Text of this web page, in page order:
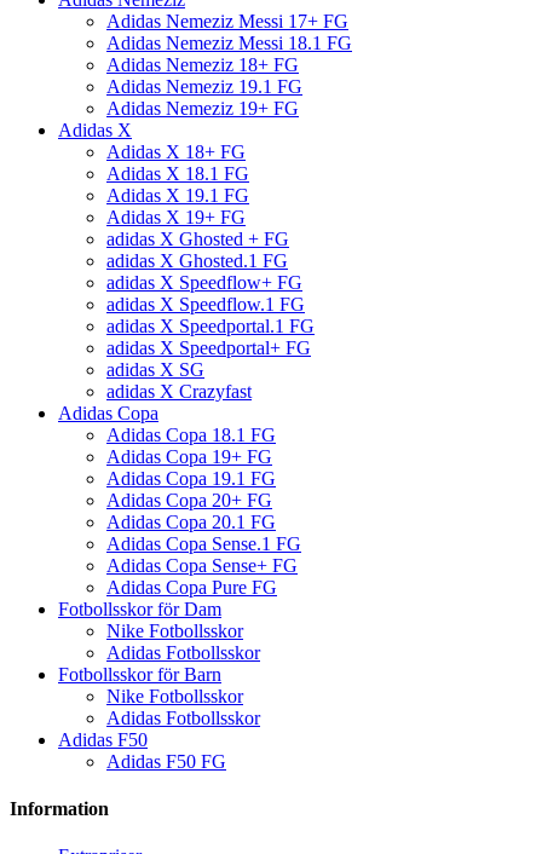
Adidas Nemeziz Messi 17+ FG
Adidas Nemeziz Messi 18.1 FG
Adidas Nemeziz 18+ FG
Adidas Nemeziz 19.1 FG
Adidas Nemeziz 19+ FG
Adidas X
Adidas X 18+ FG
Adidas X 18.1 FG
Adidas X 19.1 FG
Adidas X 19+ FG
adidas X Ghosted + FG
adidas X Ghosted.1 FG
adidas X Speedflow+ FG
adidas X Speedflow.1 FG
adidas X Speedportal.1 FG
adidas X Speedportal+ FG
adidas X SG
adidas X Crazyfast
Adidas Copa
Adidas Copa 18.1 FG
Adidas Copa 19+ FG
Adidas Copa 19.1 FG
Adidas Copa 20+ FG
Adidas Copa 20.1 FG
Adidas Copa Sense.1 FG
Adidas Copa Sense+ FG
Adidas Copa Pure FG
Fotbollsskor för Dam
Nike Fotbollsskor
Adidas Fotbollsskor
Fotbollsskor för Barn
Nike Fotbollsskor
Adidas Fotbollsskor
Adidas F50
Adidas F50 FG
Information